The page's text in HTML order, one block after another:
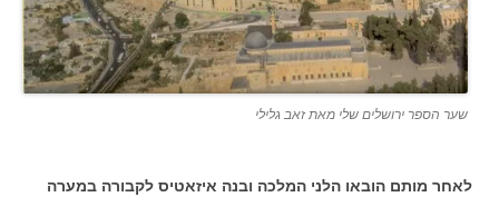
שער הספר ירושלים שלי מאת זאב גלילי
לאחר מותם הובאו הלני המלכה ובנה איזאטיס לקבורה במערה